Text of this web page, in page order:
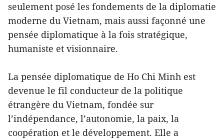
seulement posé les fondements de la diplomatie
moderne du Vietnam, mais aussi façonné une
pensée diplomatique à la fois stratégique,
humaniste et visionnaire.
La pensée diplomatique de Ho Chi Minh est
devenue le fil conducteur de la politique
étrangère du Vietnam, fondée sur
l’indépendance, l’autonomie, la paix, la
coopération et le développement. Elle a